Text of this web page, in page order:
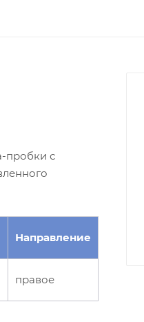
пробки с
Направление
правое